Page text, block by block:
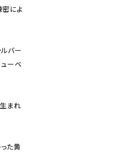
密によ
バー
ーベ
まれ
た黄